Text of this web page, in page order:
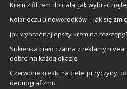
Krem z filtrem do ciała: jak wybrać
Kolor oczu u noworodków – jak się
Jak wybrać najlepszy krem na
Sukienka biało czarna z reklamy
dobre na każdą okazję
Czerwone kreski na ciele: przyczyny,
dermografizmu